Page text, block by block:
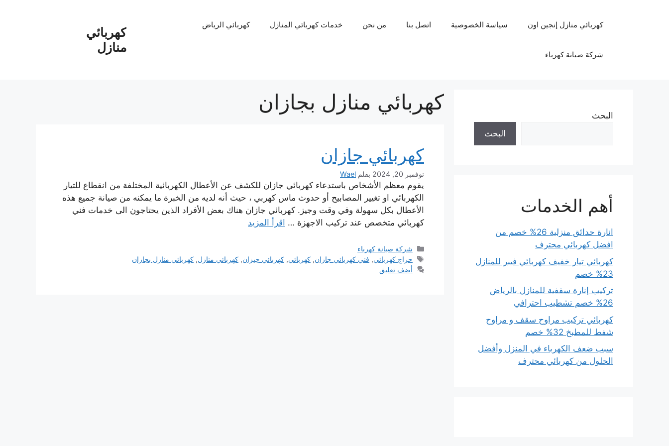
كهربائي
منازل
كهربائي منازل إنجين اون سياسة الخصوصية اتصل بنا من نحن خدمات كهربائي المنازل كهربائي الرياض
شركة صيانة كهرباء
كهربائي منازل بجازان
كهربائي جازان
نوفمبر 20, 2024 بقلم Wael
يقوم معظم الأشخاص باستدعاء كهربائي جازان للكشف عن الأعطال الكهربائية المختلفة من انقطاع للتيار
الكهربائي او تغيير المصابيح أو حدوث ماس كهربي ، حيث أنه لديه من الخبرة ما يمكنه من صيانة جميع هذه
الأعطال بكل سهولة وفي وقت وجيز. كهربائي جازان هناك بعض الأفراد الذين يحتاجون الى خدمات فني
كهربائي متخصص عند تركيب الاجهزة … اقرأ المزيد
التصنيفات
شركة صيانة كهرباء
الوسوم
حراج كهربائي, فني كهربائي جازان,كهربائي,كهربائي جيزان,كهربائي منازل,كهربائي منازل بجازان
أضف تعليق
البحث
البحث
أهم الخدمات
انارة حدائق منزلية 26% خصم من
افضل كهربائي محترف
كهربائي تيار خفيف كهربائي فيبر للمنازل
23% خصم
تركيب إنارة سقفية للمنازل بالرياض
26% خصم تشطيب احترافي
كهربائي تركيب مراوح سقف و مراوح
شفط للمطبخ 32% خصم
سبب ضعف الكهرباء في المنزل وأفضل
الحلول من كهربائي محترف